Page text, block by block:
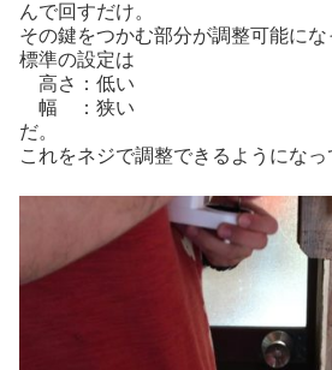
んで回すだけ。
その鍵をつかむ部分が調整可能にな
標準の設定は
高さ：低い
幅 ：狭い
だ。
これをネジで調整できるようになっ